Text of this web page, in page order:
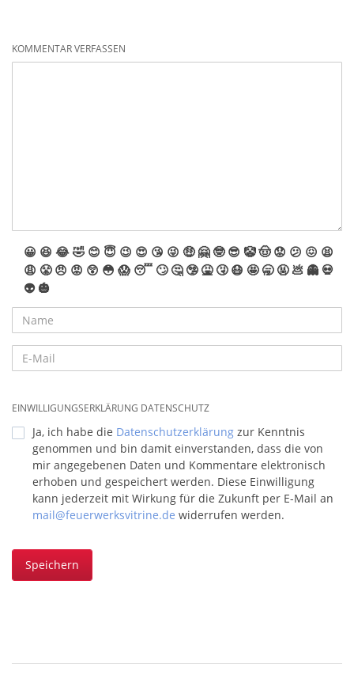
KOMMENTAR VERFASSEN
😀 😆 😂🤣 😊 😇 😉 😍 😘 😜 🤑 🤗 🤓 😎 🤡🤠 😟 😕 😖 😫
😩 😤 😠 😡 😲 😳 😱 😴 🙄 🤔 🤥 🤮 🤧 😷 🤩 🥱 🤬 💩 👻 💀
👽 🎃
EINWILLIGUNGSERKLÄRUNG DATENSCHUTZ
Ja, ich habe die Datenschutzerklärung zur Kenntnis
genommen und bin damit einverstanden, dass die von
mir angegebenen Daten und Kommentare elektronisch
erhoben und gespeichert werden. Diese Einwilligung
kann jederzeit mit Wirkung für die Zukunft per E-Mail an
mail@feuerwerksvitrine.de widerrufen werden.
Speichern